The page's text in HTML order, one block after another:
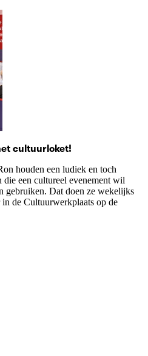
cultuurloket!
houden een ludiek en toch
die een cultureel evenement wil
gebruiken. Dat doen ze wekelijks
de Cultuurwerkplaats op de